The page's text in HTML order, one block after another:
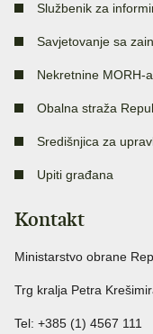
Službenik za
Savjetovanje sa
Nekretnine MORH-a
Obalna straža
Središnjica za
Upiti građana
Kontakt
Ministarstvo obrane
Trg kralja Petra
Tel: +385 (1) 4567 111